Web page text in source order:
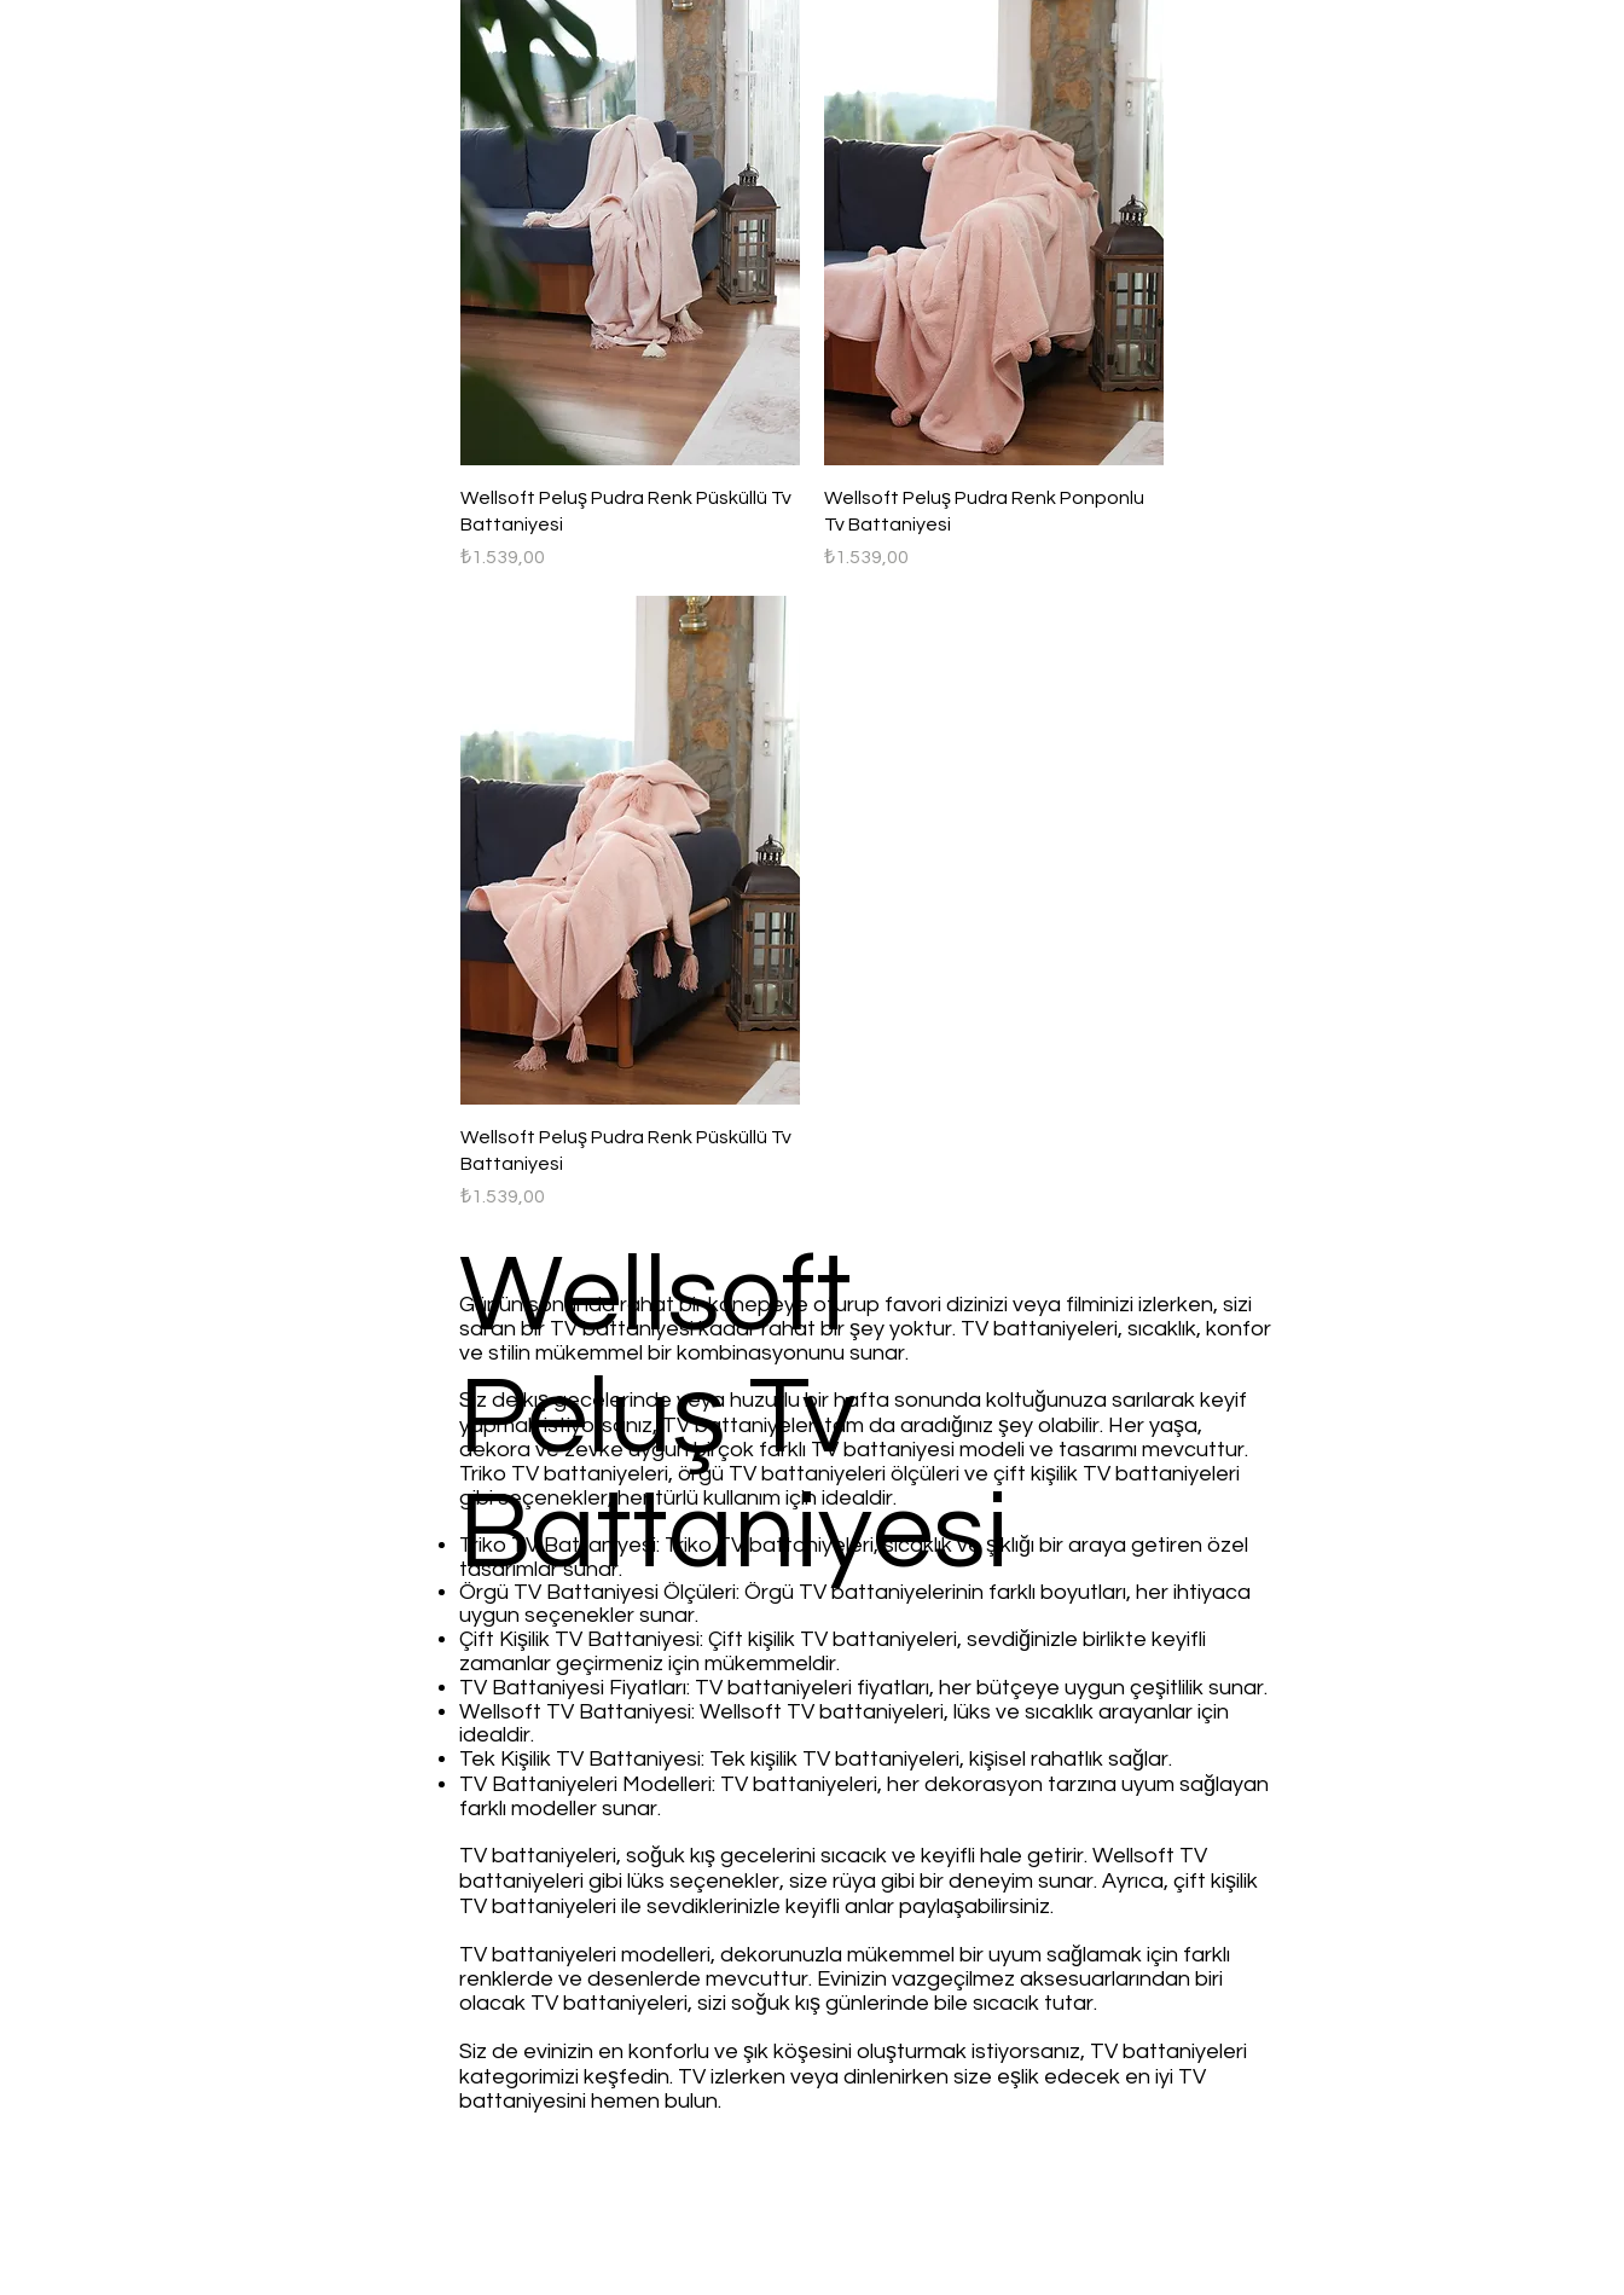
Wellsoft
Peluş Tv
Battaniyesi
Günün sonunda rahat bir kanepeye oturup favori dizinizi veya filminizi izlerken, sizi
saran bir TV battaniyesi kadar rahat bir şey yoktur. TV battaniyeleri, sıcaklık, konfor
ve stilin mükemmel bir kombinasyonunu sunar.
Siz de kış gecelerinde veya huzurlu bir hafta sonunda koltuğunuza sarılarak keyif
yapmak istiyorsanız, TV battaniyeleri tam da aradığınız şey olabilir. Her yaşa,
dekora ve zevke uygun birçok farklı TV battaniyesi modeli ve tasarımı mevcuttur.
Triko TV battaniyeleri, örgü TV battaniyeleri ölçüleri ve çift kişilik TV battaniyeleri
gibi seçenekler, her türlü kullanım için idealdir.
Triko TV Battaniyesi: Triko TV battaniyeleri, sıcaklık ve şıklığı bir araya getiren özel
tasarımlar sunar.
Örgü TV Battaniyesi Ölçüleri: Örgü TV battaniyelerinin farklı boyutları, her ihtiyaca
uygun seçenekler sunar.
Çift Kişilik TV Battaniyesi: Çift kişilik TV battaniyeleri, sevdiğinizle birlikte keyifli
zamanlar geçirmeniz için mükemmeldir.
TV Battaniyesi Fiyatları: TV battaniyeleri fiyatları, her bütçeye uygun çeşitlilik sunar.
Wellsoft TV Battaniyesi: Wellsoft TV battaniyeleri, lüks ve sıcaklık arayanlar için
idealdir.
Tek Kişilik TV Battaniyesi: Tek kişilik TV battaniyeleri, kişisel rahatlık sağlar.
TV Battaniyeleri Modelleri: TV battaniyeleri, her dekorasyon tarzına uyum sağlayan
farklı modeller sunar.
TV battaniyeleri, soğuk kış gecelerini sıcacık ve keyifli hale getirir. Wellsoft TV
battaniyeleri gibi lüks seçenekler, size rüya gibi bir deneyim sunar. Ayrıca, çift kişilik
TV battaniyeleri ile sevdiklerinizle keyifli anlar paylaşabilirsiniz.
TV battaniyeleri modelleri, dekorunuzla mükemmel bir uyum sağlamak için farklı
renklerde ve desenlerde mevcuttur. Evinizin vazgeçilmez aksesuarlarından biri
olacak TV battaniyeleri, sizi soğuk kış günlerinde bile sıcacık tutar.
Siz de evinizin en konforlu ve şık köşesini oluşturmak istiyorsanız, TV battaniyeleri
kategorimizi keşfedin. TV izlerken veya dinlenirken size eşlik edecek en iyi TV
battaniyesini hemen bulun.
Hızlı Bakış
Wellsoft Peluş Pudra Renk Püsküllü Tv
Battaniyesi
Fiyat
₺1.539,00
Hızlı Bakış
Wellsoft Peluş Pudra Renk Ponponlu
Tv Battaniyesi
Fiyat
₺1.539,00
Hızlı Bakış
Wellsoft Peluş Pudra Renk Püsküllü Tv
Battaniyesi
Fiyat
₺1.539,00